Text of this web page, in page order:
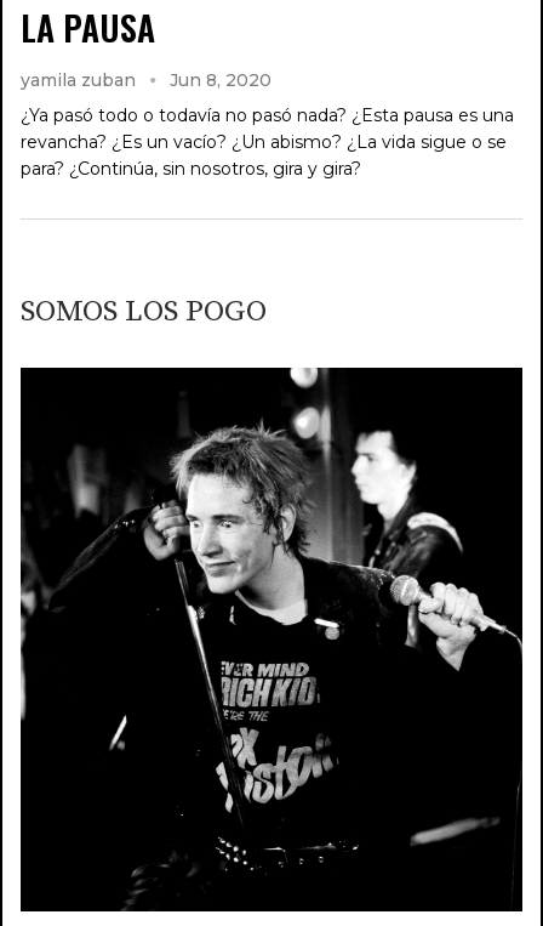
LA PAUSA
yamila zuban
Jun 8, 2020
¿Ya pasó todo o todavía no pasó nada? ¿Esta pausa es una
revancha? ¿Es un vacío? ¿Un abismo? ¿La vida sigue o se
para? ¿Continúa, sin nosotros, gira y gira?
SOMOS LOS POGO